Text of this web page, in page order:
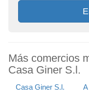
Más comercios
Casa Giner S.l.
Casa Giner S.l.